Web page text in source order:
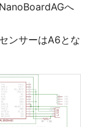
へ
ンサーはA6とな